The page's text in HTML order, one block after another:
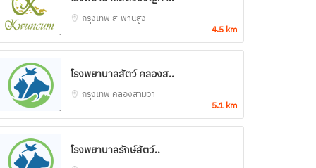
กรุงเทพ สะพานสูง
4.5 km
โรงพยาบาลสัตว์ คลองส..
กรุงเทพ คลองสามวา
5.1 km
โรงพยาบาลรักษ์สัตว์..